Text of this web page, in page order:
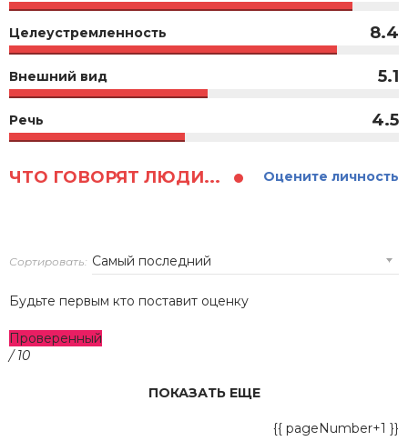
Целеустремленность 8.4
Внешний вид 5.1
Речь 4.5
ЧТО ГОВОРЯТ ЛЮДИ... Оцените личность
Сортировать:
Будьте первым кто поставит оценку
Проверенный
/ 10
ПОКАЗАТЬ ЕЩЕ
{{ pageNumber+1 }}